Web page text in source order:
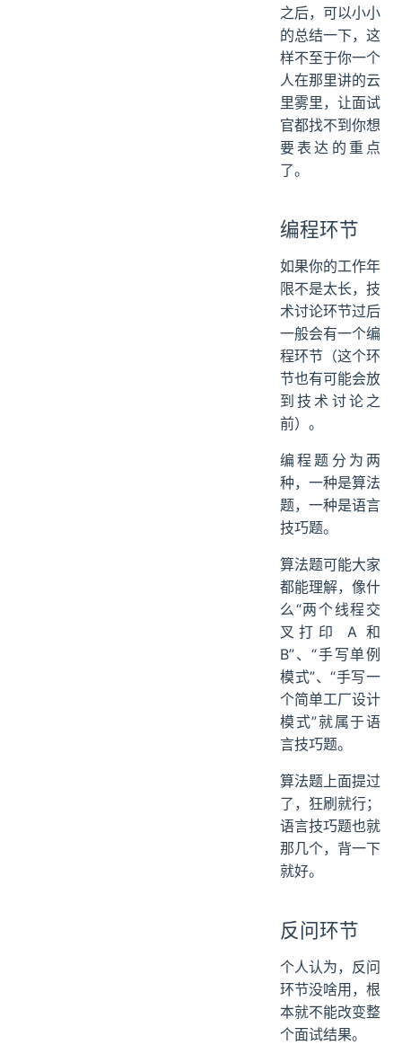
之后，可以小小
的总结一下，这
样不至于你一个
人在那里讲的云
里雾里，让面试
官都找不到你想
要表达的重点
了。
编程环节
如果你的工作年
限不是太长，技
术讨论环节过后
一般会有一个编
程环节（这个环
节也有可能会放
到技术讨论之
前）。
编程题分为两
种，一种是算法
题，一种是语言
技巧题。
算法题可能大家
都能理解，像什
么“两个线程交
叉打印 A 和
B”、“手写单例
模式”、“手写一
个简单工厂设计
模式”就属于语
言技巧题。
算法题上面提过
了，狂刷就行；
语言技巧题也就
那几个，背一下
就好。
反问环节
个人认为，反问
环节没啥用，根
本就不能改变整
个面试结果。